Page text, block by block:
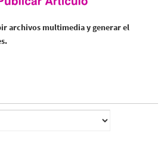
archivos multimedia y generar el